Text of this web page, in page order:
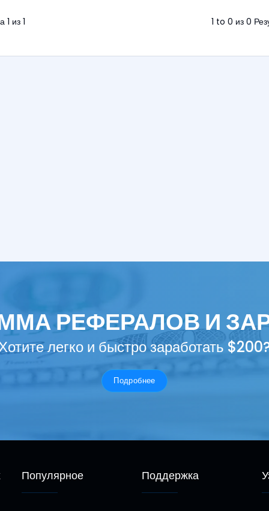
1 из 1 1 to 0 из 0
РЕФЕРАЛОВ И
легко и быстро заработать
Подробнее
Популярное Поддержка